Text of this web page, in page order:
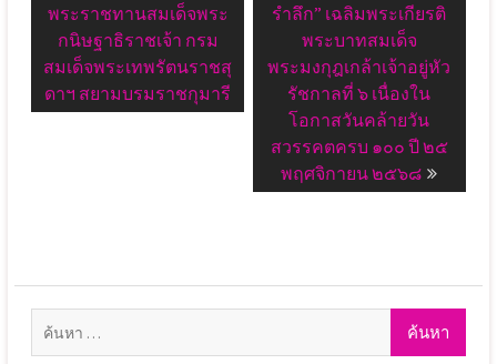
พระราชทานสมเด็จพระ
กนิษฐาธิราชเจ้า กรม
สมเด็จพระเทพรัตนราชสุ
ดาฯ สยามบรมราชกุมารี
รำลึก” เฉลิมพระเกียรติ
พระบาทสมเด็จ
พระมงกุฎเกล้าเจ้าอยู่หัว
รัชกาลที่ ๖ เนื่องใน
โอกาสวันคล้ายวัน
สวรรคตครบ ๑๐๐ ปี ๒๕
พฤศจิกายน ๒๕๖๘
ค้นหา